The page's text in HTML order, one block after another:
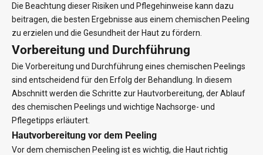
Die Beachtung dieser Risiken und Pflegehinweise kann dazu
beitragen, die besten Ergebnisse aus einem chemischen Peeling
zu erzielen und die Gesundheit der Haut zu fördern.
Vorbereitung und Durchführung
Die Vorbereitung und Durchführung eines chemischen Peelings
sind entscheidend für den Erfolg der Behandlung. In diesem
Abschnitt werden die Schritte zur Hautvorbereitung, der Ablauf
des chemischen Peelings und wichtige Nachsorge- und
Pflegetipps erläutert.
Hautvorbereitung vor dem Peeling
Vor dem chemischen Peeling ist es wichtig, die Haut richtig